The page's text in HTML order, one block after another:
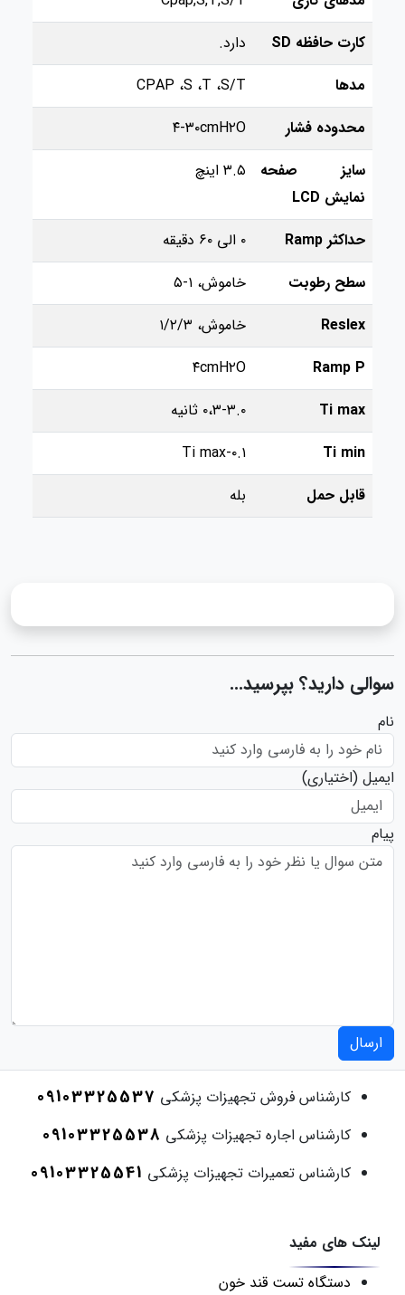
کارت حافظه SD
دارد.
مدها
CPAP ،S ،T ،S/T
محدوده فشار
۴-۳۰cmH۲O
سایز صفحه
نمایش LCD
۳.۵ اینچ
حداکثر Ramp
۰ الی ۶۰ دقیقه
سطح رطوبت
خاموش، ۱-۵
Reslex
خاموش، ۱/۲/۳
Ramp P
۴cmH۲O
Ti max
۰،۳-۳.۰ ثانیه
Ti min
۰.۱-Ti max
قابل حمل
بله
سوالی دارید؟ بپرسید...
نام
ایمیل (اختیاری)
پیام
ارسال
کارشناس فروش تجهیزات پزشکی 09103325537
کارشناس اجاره تجهیزات پزشکی 09103325538
کارشناس تعمیرات تجهیزات پزشکی 09103325541
لینک های مفید
دستگاه تست قند خون